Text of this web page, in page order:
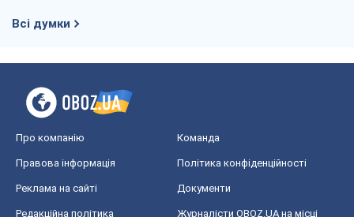
Всі думки
Про компанію Команда
Правова інформація Політика конфіденційності
Реклама на сайті Документи
Редакційна політика
Журналісти OBOZ.UA на місці